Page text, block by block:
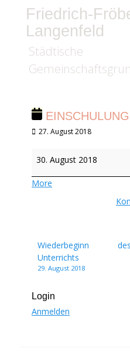
Friedrich-
Langenfeld
Städtische
Veröffentlicht
27. August 2018
8.30
Uhr
30. August 2018
More
Wiederbeginn des
Unterrichts
29. August 2018
Login
Anmelden